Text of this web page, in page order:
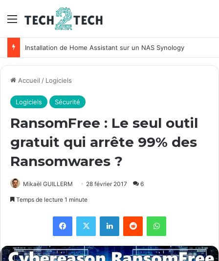
Menu
Installation de Home Assistant sur un NAS Synology
Accueil / Logiciels
Logiciels Sécurité
RansomFree : Le seul outil
gratuit qui arrête 99% des
Ransomwares ?
Mikaël GUILLERM 28 février 2017 6
Temps de lecture 1 minute